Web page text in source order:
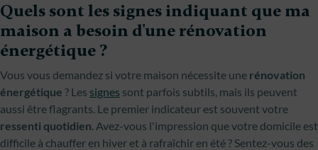
Quels sont les signes indiquant que ma
maison a besoin d'une rénovation
énergétique ?
Vous vous demandez si votre maison nécessite une rénovation
énergétique ? Les signes sont parfois subtils, mais ils peuvent
aussi être flagrants. Le premier indicateur est souvent votre
ressenti quotidien. Avez-vous l'impression que votre domicile est
difficile à chauffer en hiver et à rafraîchir en été ? Sentez-vous des